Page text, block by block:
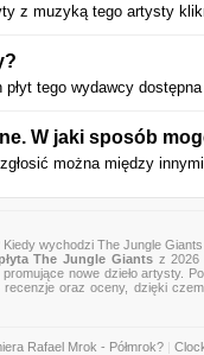
z muzyką tego artysty
tego wydawcy
W jaki sposób
można między
Kiedy wychodzi The Jungle
The Jungle Giantsz 2026
nowe dzieło artysty.
oraz oceny, dzięki
Rafael Mrok - Półmrok?